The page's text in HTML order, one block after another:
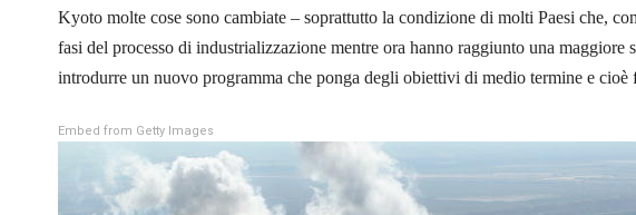
Kyoto molte cose sono cambiate – soprattutto la condizione di molti Paesi che,
fasi del processo di industrializzazione mentre ora hanno raggiunto una
introdurre un nuovo programma che ponga degli obiettivi di medio termine e cioè
Embed from Getty Images